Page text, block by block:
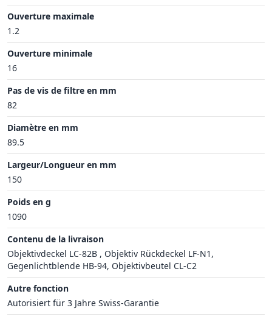
Ouverture maximale
1.2
Ouverture minimale
16
Pas de vis de filtre en mm
82
Diamètre en mm
89.5
Largeur/Longueur en mm
150
Poids en g
1090
Contenu de la livraison
Objektivdeckel LC-82B , Objektiv Rückdeckel LF-N1,
Gegenlichtblende HB-94, Objektivbeutel CL-C2
Autre fonction
Autorisiert für 3 Jahre Swiss-Garantie